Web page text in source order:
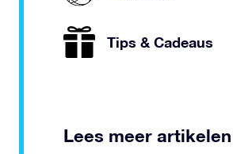
Tips & Cadeaus
Lees meer artikelen